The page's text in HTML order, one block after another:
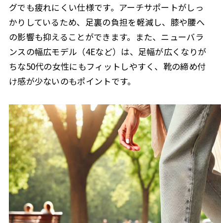
グでも疲れにくい仕様です。アーチサポートがしっ
かりしているため、足裏の負担を軽減し、膝や腰へ
の影響も抑えることができます。また、ニューバラ
ンスの幅広モデル（4Eなど）は、足幅が広くなりが
ちな50代の女性にもフィットしやすく、靴の締め付
け感が少ないのもポイントです。